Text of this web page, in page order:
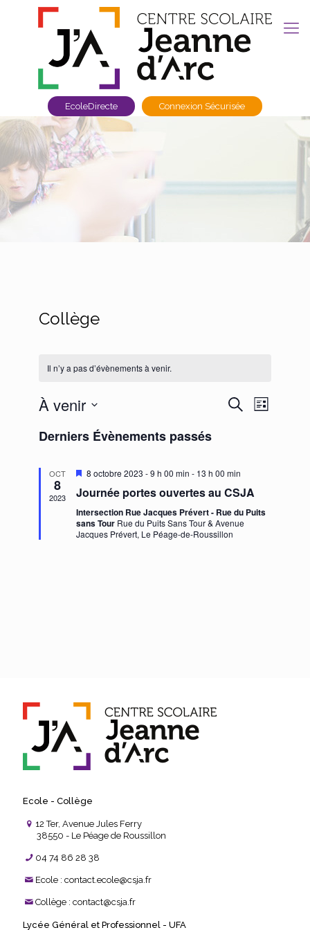
Connexion Sécurisée
EcoleDirecte
Collège
Il n’y a pas d’évènements à venir.
Recherche
vues
Recherche
de
Liste
À venir
une
Derniers Évènements passés
OCT
8
2023
Mis
avant
8 octobre 2023 - 9 h 00 min - 13 h 00 min
Journée portes ouvertes au CSJA
Intersection Rue Jacques Prévert - Rue du Puits
sans Tour Rue du Puits Sans Tour & Avenue
Jacques Prévert, Le Péage-de-Roussillon
Ecole - Collège
12 Ter, Avenue Jules Ferry
38550 - Le Péage de Roussillon
04 74 86 28 38
Ecole : contact.ecole@csja.fr
Collège : contact@csja.fr
Lycée Général et Professionnel - UFA